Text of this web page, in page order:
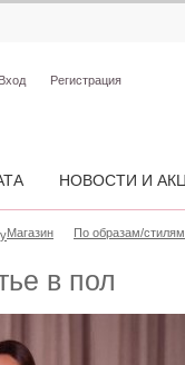
в пол
Магазин По образам/стилям
Вход Регистрация
НОВОСТИ И